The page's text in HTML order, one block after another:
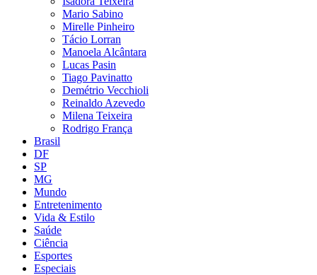
Mario Sabino
Mirelle Pinheiro
Tácio Lorran
Manoela Alcântara
Lucas Pasin
Tiago Pavinatto
Demétrio Vecchioli
Reinaldo Azevedo
Milena Teixeira
Rodrigo França
Brasil
DF
SP
MG
Mundo
Entretenimento
Vida & Estilo
Saúde
Ciência
Esportes
Especiais